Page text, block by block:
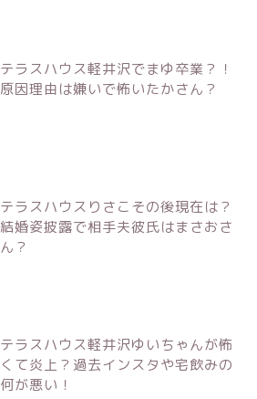
テラスハウス軽井沢でまゆ卒業？！
原因理由は嫌いで怖いたかさん？
テラスハウスりさこその後現在は？
結婚姿披露で相手夫彼氏はまさおさ
ん？
テラスハウス軽井沢ゆいちゃんが怖
くて炎上？過去インスタや宅飲みの
何が悪い！